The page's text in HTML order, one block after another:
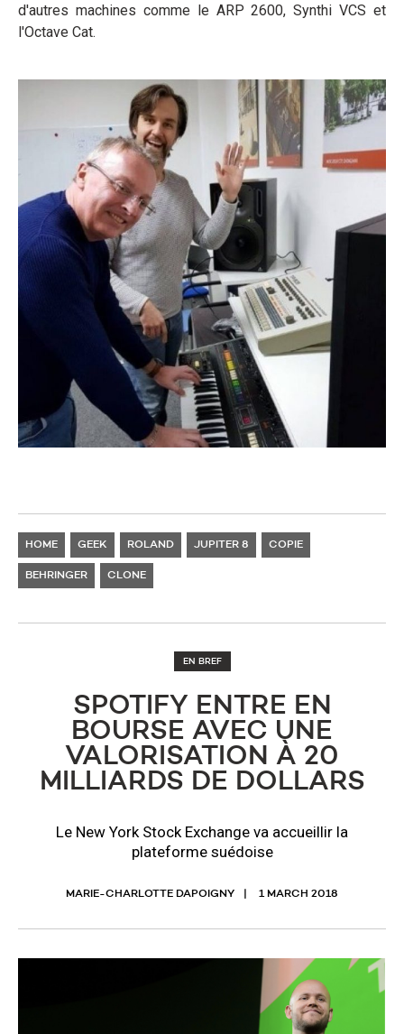
d'autres machines comme le ARP 2600, Synthi VCS et
l'Octave Cat.
HOME GEEK ROLAND JUPITER 8 COPIE
BEHRINGER CLONE
EN BREF
SPOTIFY ENTRE EN
BOURSE AVEC UNE
VALORISATION À 20
MILLIARDS DE DOLLARS
Le New York Stock Exchange va accueillir la
plateforme suédoise
MARIE-CHARLOTTE DAPOIGNY 1 MARCH 2018